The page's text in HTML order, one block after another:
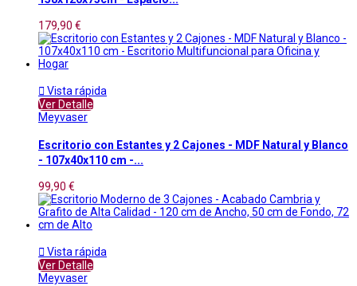
179,90 €
 Vista rápida
Ver Detalle
Meyvaser
Escritorio con Estantes y 2 Cajones - MDF Natural y Blanco
- 107x40x110 cm -...
99,90 €
 Vista rápida
Ver Detalle
Meyvaser